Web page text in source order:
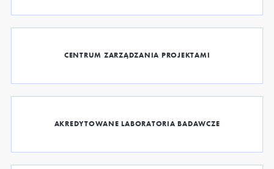
CENTRUM ZARZĄDZANIA PROJEKTAMI
AKREDYTOWANE LABORATORIA BADAWCZE